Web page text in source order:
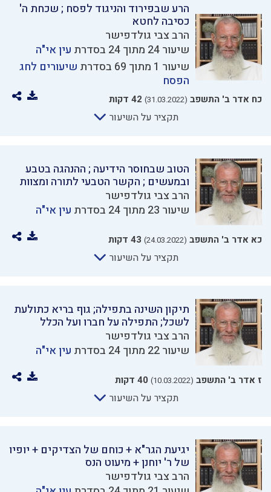
הרע שבפירוד והניגוד לפסח ; שכחת ה'
כסיבה לחטא
הרב צבי גולדפישר
שיעור 24 מתוך 24 בסדרת
עין אי"ה
שיעור 1 מתוך 69 בסדרת
שיעורים לחג
הפסח
כח אדר ב' התשפב (31.03.2022) 42 דקות
תקציר על השיעור
הטוב שבחוסר הידיעה ; ההנהגה בטבע
ובמעשים ; הקשר הטבעי לתורה ומצוות
הרב צבי גולדפישר
שיעור 23 מתוך 24 בסדרת
עין אי"ה
כא אדר ב' התשפב (24.03.2022) 43 דקות
תקציר על השיעור
תיקון השינה בתפילה; גוף בריא כתולעת
לשכל; התפילה על חברו ועל הכלל
הרב צבי גולדפישר
שיעור 22 מתוך 24 בסדרת
עין אי"ה
ז אדר ב' התשפב (10.03.2022) 40 דקות
תקציר על השיעור
יגיעת הגר"א + כוחם של הצדיקים + יופיו
של ר' יוחנן + מיעוט הנס
הרב צבי גולדפישר